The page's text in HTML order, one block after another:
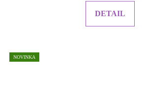
DETAIL
NOVINKA